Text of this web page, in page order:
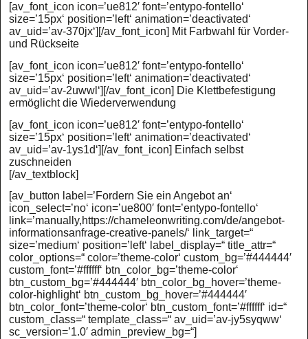
[av_font_icon icon=’ue812′ font=’entypo-fontello‘
size=’15px‘ position=’left‘ animation=’deactivated‘
av_uid=’av-370jx‘][/av_font_icon] Mit Farbwahl für Vorder-
und Rückseite
[av_font_icon icon=’ue812′ font=’entypo-fontello‘
size=’15px‘ position=’left‘ animation=’deactivated‘
av_uid=’av-2uwwl‘][/av_font_icon] Die Klettbefestigung
ermöglicht die Wiederverwendung
[av_font_icon icon=’ue812′ font=’entypo-fontello‘
size=’15px‘ position=’left‘ animation=’deactivated‘
av_uid=’av-1ys1d‘][/av_font_icon] Einfach selbst
zuschneiden
[/av_textblock]
[av_button label=’Fordern Sie ein Angebot an‘
icon_select=’no‘ icon=’ue800′ font=’entypo-fontello‘
link=’manually,https://chameleonwriting.com/de/angebot-
informationsanfrage-creative-panels/‘ link_target=“
size=’medium‘ position=’left‘ label_display=“ title_attr=“
color_options=“ color=’theme-color‘ custom_bg=’#444444′
custom_font=’#ffffff‘ btn_color_bg=’theme-color‘
btn_custom_bg=’#444444′ btn_color_bg_hover=’theme-
color-highlight‘ btn_custom_bg_hover=’#444444′
btn_color_font=’theme-color‘ btn_custom_font=’#ffffff‘ id=“
custom_class=“ template_class=“ av_uid=’av-jy5syqww‘
sc_version=’1.0′ admin_preview_bg=“]